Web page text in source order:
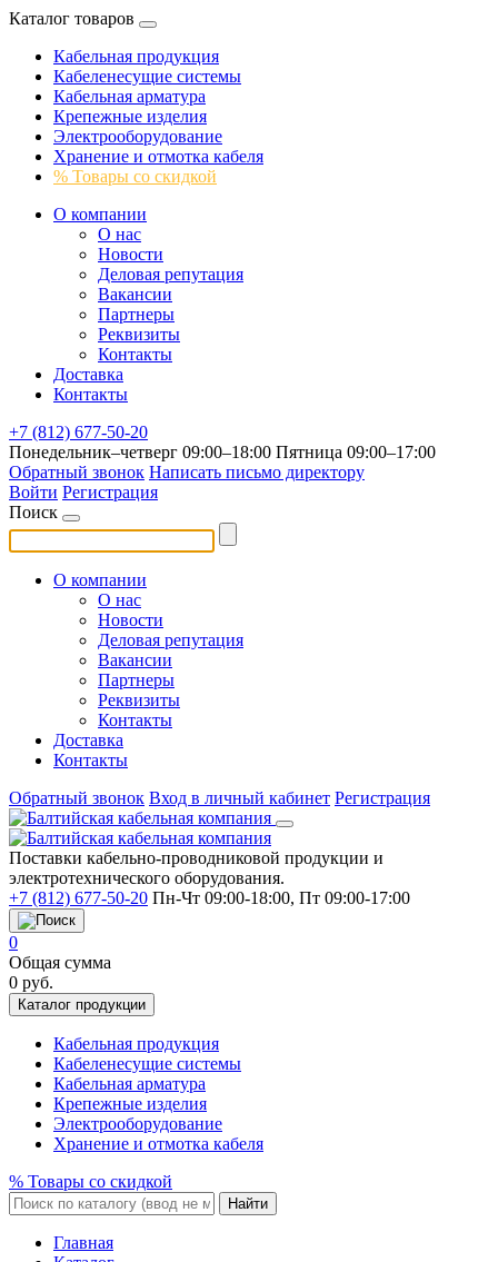
Каталог товаров
Кабельная продукция
Кабеленесущие системы
Кабельная арматура
Крепежные изделия
Электрооборудование
Хранение и отмотка кабеля
% Товары со скидкой
О компании
О нас
Новости
Деловая репутация
Вакансии
Партнеры
Реквизиты
Контакты
Доставка
Контакты
+7 (812) 677-50-20
Понедельник–четверг 09:00–18:00 Пятница 09:00–17:00
Обратный звонок Написать письмо директору
Войти Регистрация
Поиск
О компании
О нас
Новости
Деловая репутация
Вакансии
Партнеры
Реквизиты
Контакты
Доставка
Контакты
Обратный звонок Вход в личный кабинет Регистрация
Поставки кабельно-проводниковой продукции и
электротехнического оборудования.
+7 (812) 677-50-20 Пн-Чт 09:00-18:00, Пт 09:00-17:00
0
Общая сумма
0 руб.
Каталог продукции
Кабельная продукция
Кабеленесущие системы
Кабельная арматура
Крепежные изделия
Электрооборудование
Хранение и отмотка кабеля
% Товары со скидкой
Найти
Главная